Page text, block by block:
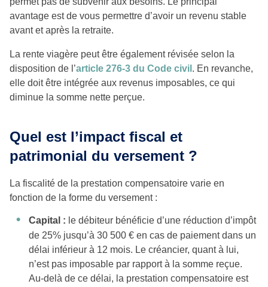
avantage est de vous permettre d’avoir un revenu stable
avant et après la retraite.
La rente viagère peut être également révisée selon la
disposition de l’article 276-3 du Code civil . En revanche,
elle doit être intégrée aux revenus imposables, ce qui
diminue la somme nette perçue.
Quel est l’impact fiscal et
patrimonial du versement ?
La fiscalité de la prestation compensatoire varie en
fonction de la forme du versement :
Capital : le débiteur bénéficie d’une réduction d’impôt
de 25% jusqu’à 30 500 € en cas de paiement dans un
délai inférieur à 12 mois. Le créancier, quant à lui,
n’est pas imposable par rapport à la somme reçue.
Au-delà de ce délai, la prestation compensatoire est